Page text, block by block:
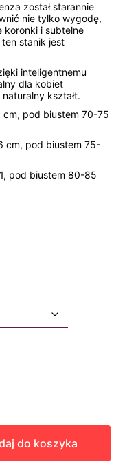
został starannie
nie tylko wygodę,
koronki i subtelne
stanik jest
inteligentnemu
dla kobiet
kształt.
pod biustem 70-75
cm, pod biustem 75-
pod biustem 80-85
do koszyka